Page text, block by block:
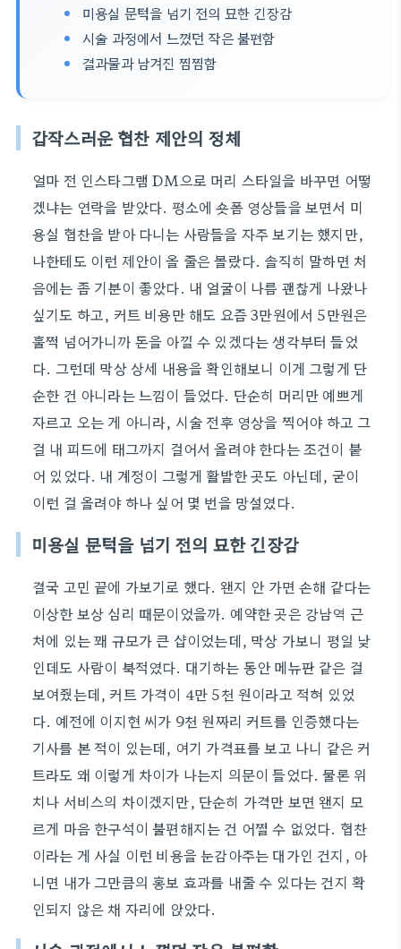
미용실 문턱을 넘기 전의 묘한 긴장감
시술 과정에서 느꼈던 작은 불편함
결과물과 남겨진 찜찜함
갑작스러운 협찬 제안의 정체
얼마 전 인스타그램 DM으로 머리 스타일을 바꾸면 어떻
겠냐는 연락을 받았다. 평소에 숏폼 영상들을 보면서 미
용실 협찬을 받아 다니는 사람들을 자주 보기는 했지만,
나한테도 이런 제안이 올 줄은 몰랐다. 솔직히 말하면 처
음에는 좀 기분이 좋았다. 내 얼굴이 나름 괜찮게 나왔나
싶기도 하고, 커트 비용만 해도 요즘 3만원에서 5만원은
훌쩍 넘어가니까 돈을 아낄 수 있겠다는 생각부터 들었
다. 그런데 막상 상세 내용을 확인해보니 이게 그렇게 단
순한 건 아니라는 느낌이 들었다. 단순히 머리만 예쁘게
자르고 오는 게 아니라, 시술 전후 영상을 찍어야 하고 그
걸 내 피드에 태그까지 걸어서 올려야 한다는 조건이 붙
어 있었다. 내 계정이 그렇게 활발한 곳도 아닌데, 굳이
이런 걸 올려야 하나 싶어 몇 번을 망설였다.
미용실 문턱을 넘기 전의 묘한 긴장감
결국 고민 끝에 가보기로 했다. 왠지 안 가면 손해 같다는
이상한 보상 심리 때문이었을까. 예약한 곳은 강남역 근
처에 있는 꽤 규모가 큰 샵이었는데, 막상 가보니 평일 낮
인데도 사람이 북적였다. 대기하는 동안 메뉴판 같은 걸
보여줬는데, 커트 가격이 4만 5천 원이라고 적혀 있었
다. 예전에 이지현 씨가 9천 원짜리 커트를 인증했다는
기사를 본 적이 있는데, 여기 가격표를 보고 나니 같은 커
트라도 왜 이렇게 차이가 나는지 의문이 들었다. 물론 위
치나 서비스의 차이겠지만, 단순히 가격만 보면 왠지 모
르게 마음 한구석이 불편해지는 건 어쩔 수 없었다. 협찬
이라는 게 사실 이런 비용을 눈감아주는 대가인 건지, 아
니면 내가 그만큼의 홍보 효과를 내줄 수 있다는 건지 확
인되지 않은 채 자리에 앉았다.